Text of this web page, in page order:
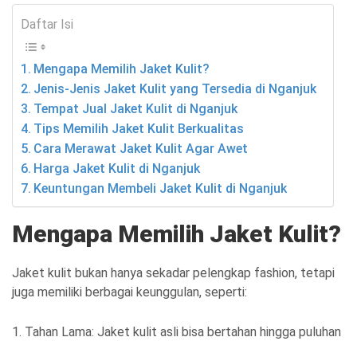
Daftar Isi
Mengapa Memilih Jaket Kulit?
Jenis-Jenis Jaket Kulit yang Tersedia di Nganjuk
Tempat Jual Jaket Kulit di Nganjuk
Tips Memilih Jaket Kulit Berkualitas
Cara Merawat Jaket Kulit Agar Awet
Harga Jaket Kulit di Nganjuk
Keuntungan Membeli Jaket Kulit di Nganjuk
Mengapa Memilih Jaket Kulit?
Jaket kulit bukan hanya sekadar pelengkap fashion, tetapi
juga memiliki berbagai keunggulan, seperti:
1. Tahan Lama: Jaket kulit asli bisa bertahan hingga puluhan